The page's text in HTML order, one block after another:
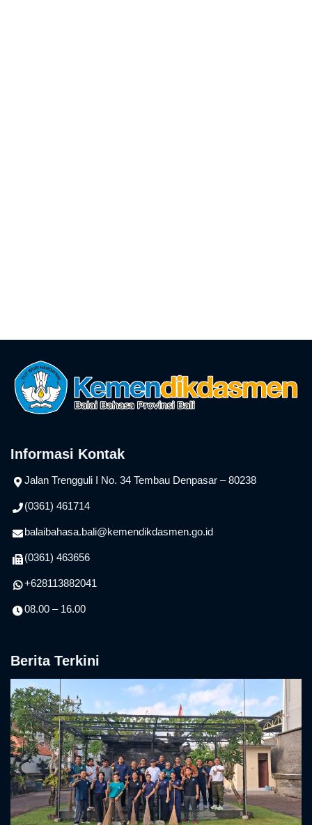
Informasi Kontak
Jalan Trengguli I No. 34 Tembau Denpasar – 80238
(0361) 461714
balaibahasa.bali@kemendikdasmen.go.id
(0361) 463656
+628113882041
08.00 – 16.00
Berita Terkini